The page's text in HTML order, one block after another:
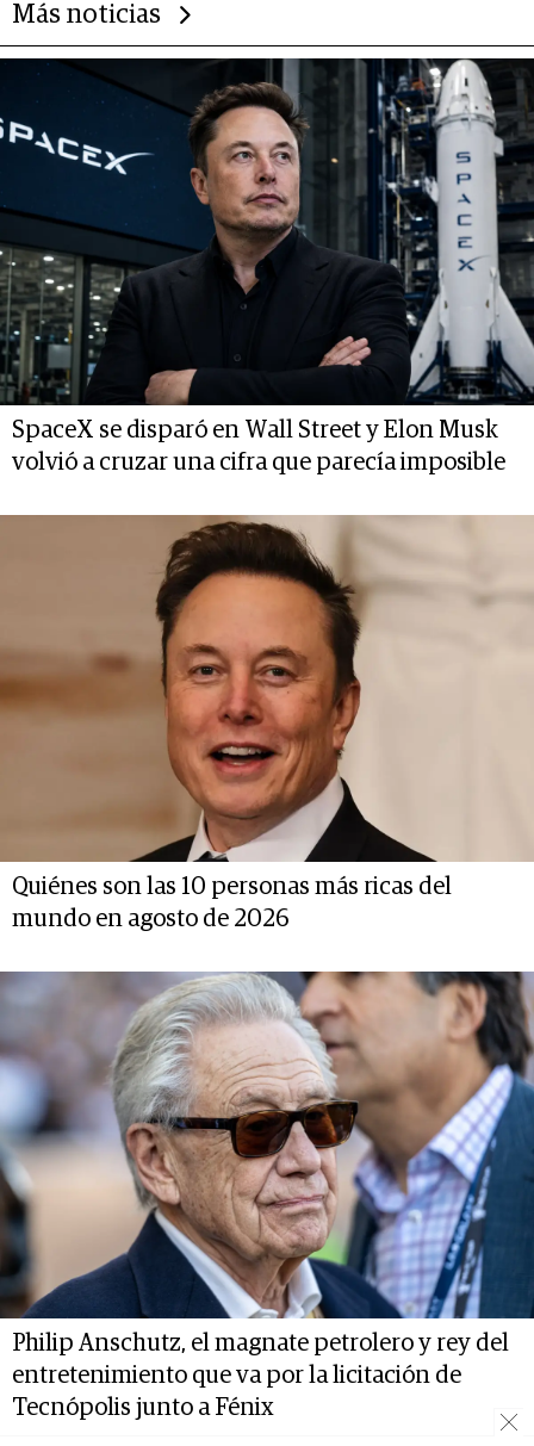
Más noticias
SpaceX se disparó en Wall Street y Elon Musk
volvió a cruzar una cifra que parecía imposible
Quiénes son las 10 personas más ricas del
mundo en agosto de 2026
Philip Anschutz, el magnate petrolero y rey del
entretenimiento que va por la licitación de
Tecnópolis junto a Fénix